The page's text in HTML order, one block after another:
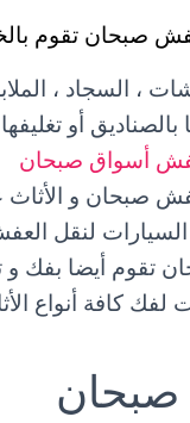
صبحان تقوم
، السجاد ،
بالصناديق أو
أسواق صبحان
صبحان و
لنقل
تقوم أيضا بفك و
لفك كافة أنواع